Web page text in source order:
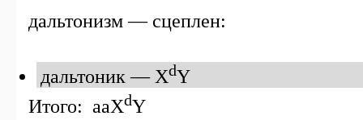
дальтонизм — сцеплен:
дальтоник — XdY
Итого: ааXdY